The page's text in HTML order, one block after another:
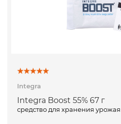
Integra
Integra Boost 55% 67 г
средство для хранения урожая